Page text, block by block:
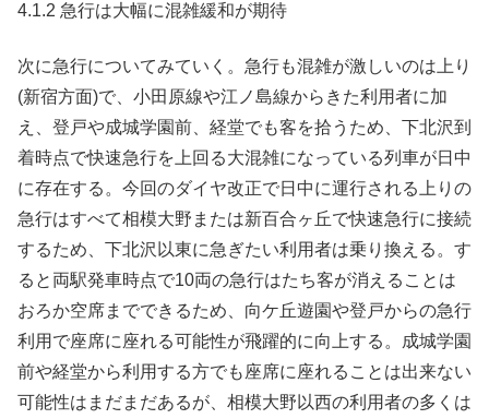
4.1.2 急行は大幅に混雑緩和が期待
次に急行についてみていく。急行も混雑が激しいのは上り
(新宿方面)で、小田原線や江ノ島線からきた利用者に加
え、登戸や成城学園前、経堂でも客を拾うため、下北沢到
着時点で快速急行を上回る大混雑になっている列車が日中
に存在する。今回のダイヤ改正で日中に運行される上りの
急行はすべて相模大野または新百合ヶ丘で快速急行に接続
するため、下北沢以東に急ぎたい利用者は乗り換える。す
ると両駅発車時点で10両の急行はたち客が消えることは
おろか空席までできるため、向ケ丘遊園や登戸からの急行
利用で座席に座れる可能性が飛躍的に向上する。成城学園
前や経堂から利用する方でも座席に座れることは出来ない
可能性はまだまだあるが、相模大野以西の利用者の多くは